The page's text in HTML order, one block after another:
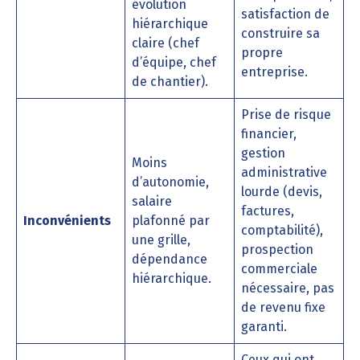
évolution
hiérarchique
claire (chef
d’équipe, chef
de chantier).
satisfaction de
construire sa
propre
entreprise.
Inconvénients
Moins
d’autonomie,
salaire
plafonné par
une grille,
dépendance
hiérarchique.
Prise de risque
financier,
gestion
administrative
lourde (devis,
factures,
comptabilité),
prospection
commerciale
nécessaire, pas
de revenu fixe
garanti.